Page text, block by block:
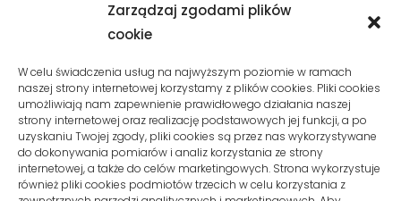
Zarządzaj zgodami plików
cookie
W celu świadczenia usług na najwyższym poziomie w ramach
naszej strony internetowej korzystamy z plików cookies. Pliki cookies
umożliwiają nam zapewnienie prawidłowego działania naszej
strony internetowej oraz realizację podstawowych jej funkcji, a po
uzyskaniu Twojej zgody, pliki cookies są przez nas wykorzystywane
do dokonywania pomiarów i analiz korzystania ze strony
internetowej, a także do celów marketingowych. Strona wykorzystuje
również pliki cookies podmiotów trzecich w celu korzystania z
SZYBKI KONTAKT
Phone:
+48 510 10 08 120
Email:kontakt@wirtualnymysliborz.pl